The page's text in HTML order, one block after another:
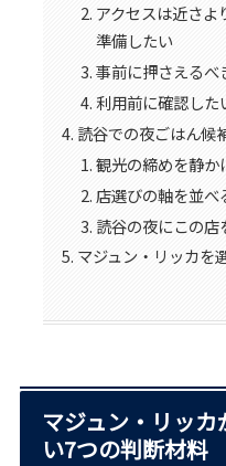
アクセスは近さよ
準備したい
事前に押さえるべ
利用前に確認した
読谷での夜ごはん候
観光の締めを静か
店選びの軸を並
読谷の夜にこの店
マジュン・リッカを
マジュン・リッ
い7つの判断材料